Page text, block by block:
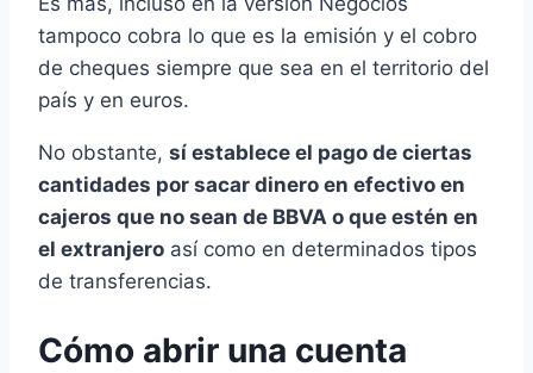
tampoco cobra lo que es la emisión y el cobro
de cheques siempre que sea en el territorio del
país y en euros.
No obstante, sí establece el pago de ciertas
cantidades por sacar dinero en efectivo en
cajeros que no sean de BBVA o que estén en
el extranjero así como en determinados tipos
de transferencias.
Cómo abrir una cuenta